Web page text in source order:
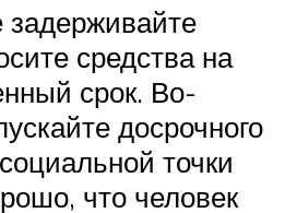
средства на
срок. Во-
досрочного
точки
что человек